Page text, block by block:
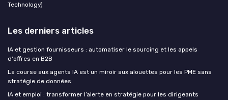
Technology)
Les derniers articles
IA et gestion fournisseurs : automatiser le sourcing et les appels
d'offres en B2B
La course aux agents IA est un miroir aux alouettes pour les PME sans
stratégie de données
IA et emploi : transformer l’alerte en stratégie pour les dirigeants